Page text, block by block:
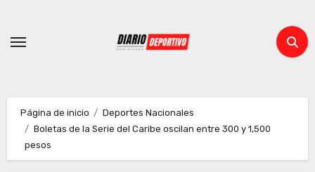
contenido
Página de inicio
Deportes Nacionales
Boletas de la Serie del Caribe oscilan entre 300 y 1,500
pesos